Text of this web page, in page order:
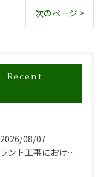
次のページ >
Recent
2026/08/07
プラント工事における足場工事の安全対策と施工の重要性